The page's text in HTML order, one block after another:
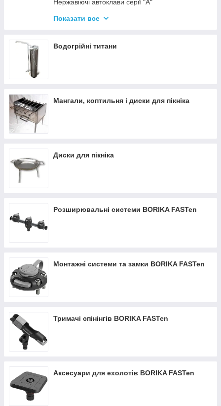
Нержавіючі автоклави серії "А"
Промислові автоклави
Комплектуючі для автоклавів
Показати все
Водогрійні титани
Мангали, коптильня і диски для пікніка
Диски для пікніка
Розширювальні системи BORIKA FASTen
Монтажні системи та замки BORIKA FASTen
Тримачі спінінгів BORIKA FASTen
Аксесуари для ехолотів BORIKA FASTen